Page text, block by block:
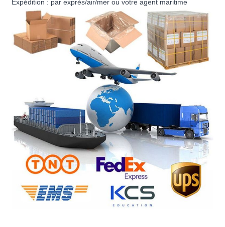
Expédition : par exprès/air/mer ou votre agent maritime